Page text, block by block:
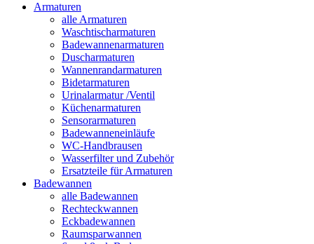
Armaturen
alle Armaturen
Waschtischarmaturen
Badewannenarmaturen
Duscharmaturen
Wannenrandarmaturen
Bidetarmaturen
Urinalarmatur /Ventil
Küchenarmaturen
Sensorarmaturen
Badewanneneinläufe
WC-Handbrausen
Wasserfilter und Zubehör
Ersatzteile für Armaturen
Badewannen
alle Badewannen
Rechteckwannen
Eckbadewannen
Raumsparwannen